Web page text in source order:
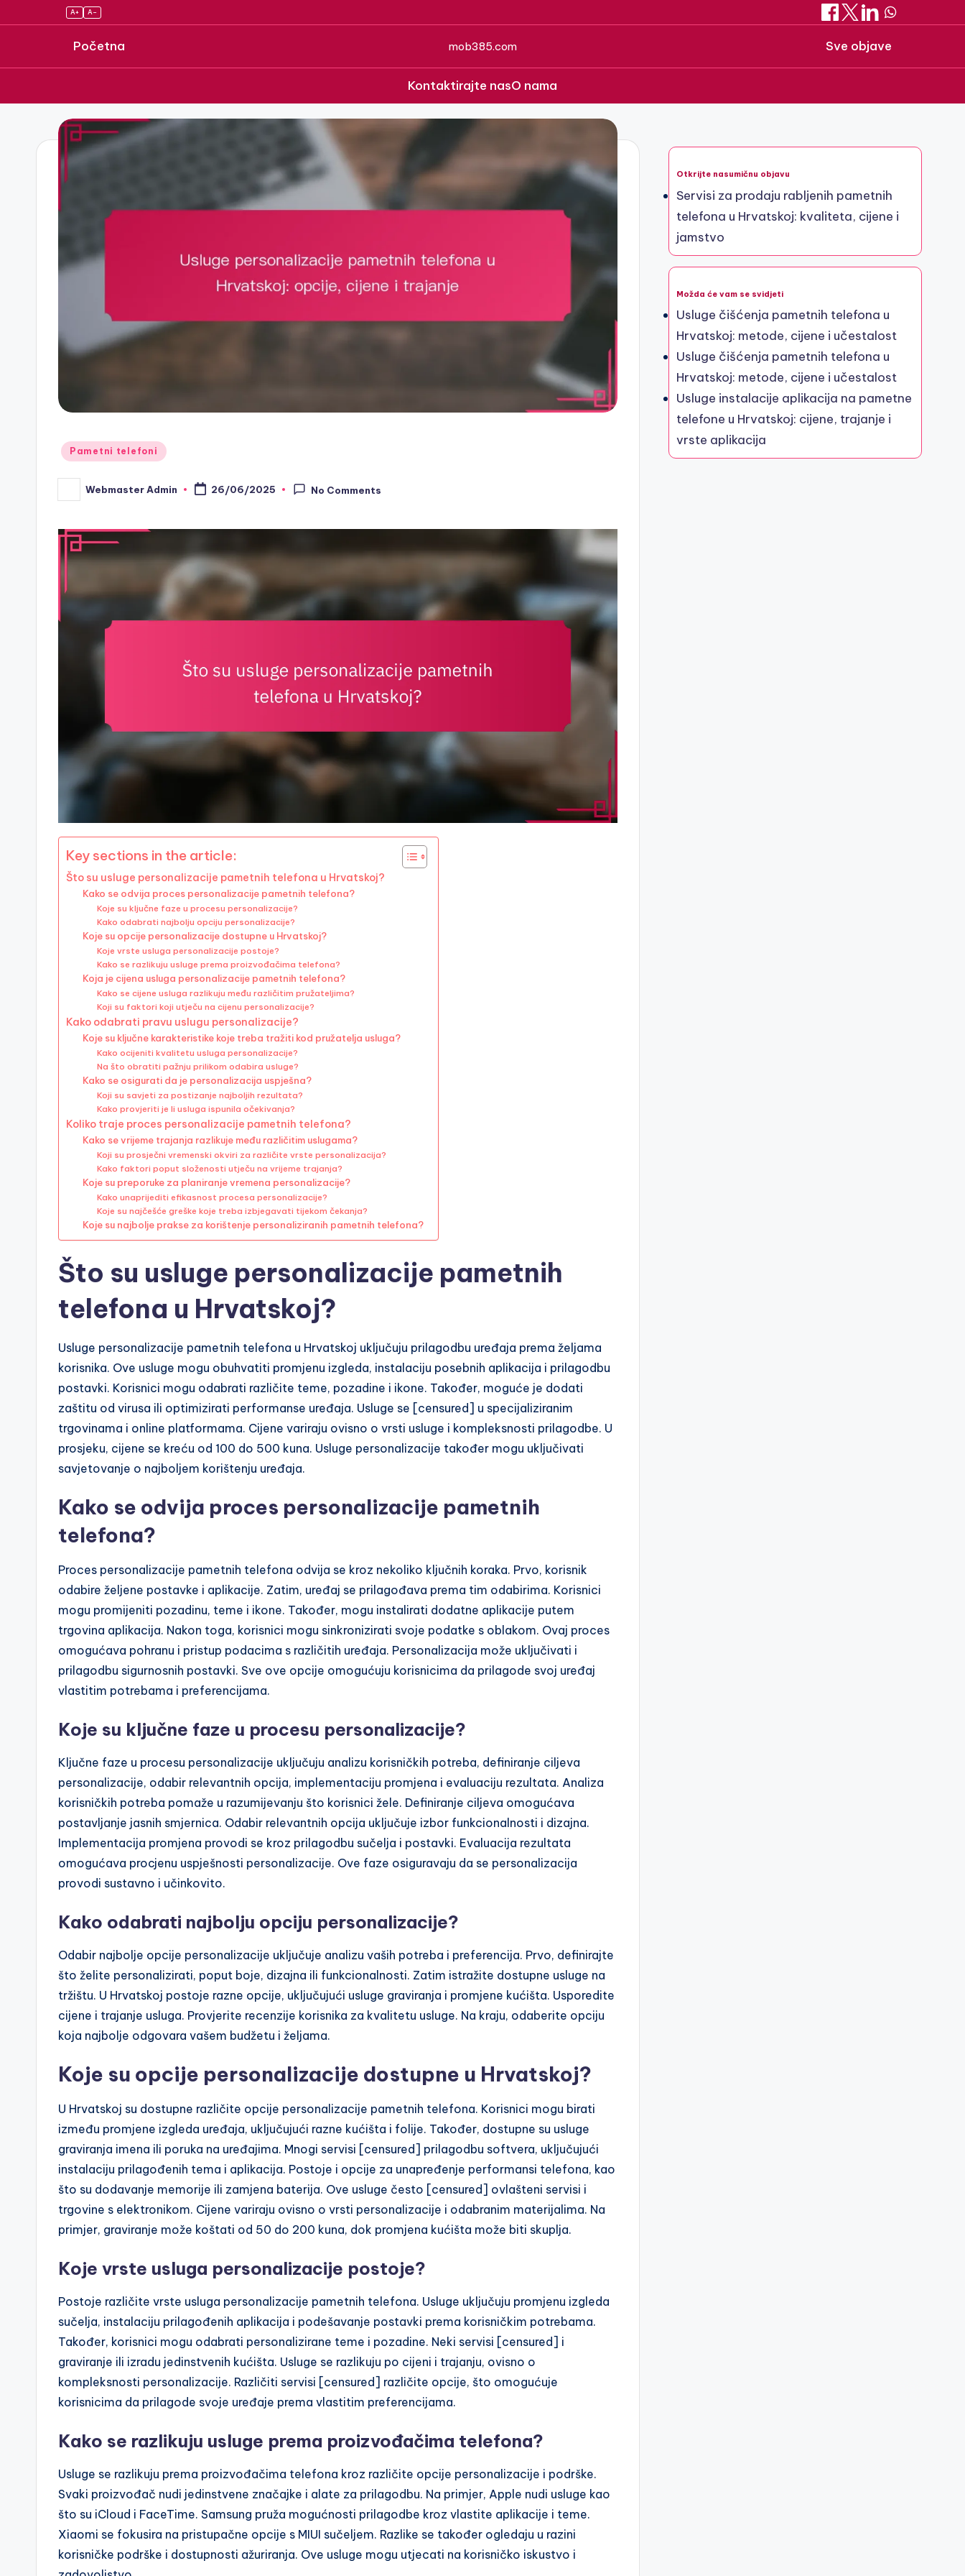
A+ A–
Početna mob385.com Sve objave
Kontaktirajte nasO nama
Posted
Pametni telefoni
Posted
by
Webmaster Admin 26/06/2025 No Comments
Key sections in the article:
Što su usluge personalizacije pametnih telefona u Hrvatskoj?
Kako se odvija proces personalizacije pametnih telefona?
Koje su ključne faze u procesu personalizacije?
Kako odabrati najbolju opciju personalizacije?
Koje su opcije personalizacije dostupne u Hrvatskoj?
Koje vrste usluga personalizacije postoje?
Kako se razlikuju usluge prema proizvođačima telefona?
Koja je cijena usluga personalizacije pametnih telefona?
Kako se cijene usluga razlikuju među različitim pružateljima?
Koji su faktori koji utječu na cijenu personalizacije?
Kako odabrati pravu uslugu personalizacije?
Koje su ključne karakteristike koje treba tražiti kod pružatelja usluga?
Kako ocijeniti kvalitetu usluga personalizacije?
Na što obratiti pažnju prilikom odabira usluge?
Kako se osigurati da je personalizacija uspješna?
Koji su savjeti za postizanje najboljih rezultata?
Kako provjeriti je li usluga ispunila očekivanja?
Koliko traje proces personalizacije pametnih telefona?
Kako se vrijeme trajanja razlikuje među različitim uslugama?
Koji su prosječni vremenski okviri za različite vrste personalizacija?
Kako faktori poput složenosti utječu na vrijeme trajanja?
Koje su preporuke za planiranje vremena personalizacije?
Kako unaprijediti efikasnost procesa personalizacije?
Koje su najčešće greške koje treba izbjegavati tijekom čekanja?
Koje su najbolje prakse za korištenje personaliziranih pametnih telefona?
Što su usluge personalizacije pametnih
telefona u Hrvatskoj?
Usluge personalizacije pametnih telefona u Hrvatskoj uključuju prilagodbu uređaja prema željama
korisnika. Ove usluge mogu obuhvatiti promjenu izgleda, instalaciju posebnih aplikacija i prilagodbu
postavki. Korisnici mogu odabrati različite teme, pozadine i ikone. Također, moguće je dodati
zaštitu od virusa ili optimizirati performanse uređaja. Usluge se [censured] u specijaliziranim
trgovinama i online platformama. Cijene variraju ovisno o vrsti usluge i kompleksnosti prilagodbe. U
prosjeku, cijene se kreću od 100 do 500 kuna. Usluge personalizacije također mogu uključivati
savjetovanje o najboljem korištenju uređaja.
Kako se odvija proces personalizacije pametnih
telefona?
Proces personalizacije pametnih telefona odvija se kroz nekoliko ključnih koraka. Prvo, korisnik
odabire željene postavke i aplikacije. Zatim, uređaj se prilagođava prema tim odabirima. Korisnici
mogu promijeniti pozadinu, teme i ikone. Također, mogu instalirati dodatne aplikacije putem
trgovina aplikacija. Nakon toga, korisnici mogu sinkronizirati svoje podatke s oblakom. Ovaj proces
omogućava pohranu i pristup podacima s različitih uređaja. Personalizacija može uključivati i
prilagodbu sigurnosnih postavki. Sve ove opcije omogućuju korisnicima da prilagode svoj uređaj
vlastitim potrebama i preferencijama.
Koje su ključne faze u procesu personalizacije?
Ključne faze u procesu personalizacije uključuju analizu korisničkih potreba, definiranje ciljeva
personalizacije, odabir relevantnih opcija, implementaciju promjena i evaluaciju rezultata. Analiza
korisničkih potreba pomaže u razumijevanju što korisnici žele. Definiranje ciljeva omogućava
postavljanje jasnih smjernica. Odabir relevantnih opcija uključuje izbor funkcionalnosti i dizajna.
Implementacija promjena provodi se kroz prilagodbu sučelja i postavki. Evaluacija rezultata
omogućava procjenu uspješnosti personalizacije. Ove faze osiguravaju da se personalizacija
provodi sustavno i učinkovito.
Kako odabrati najbolju opciju personalizacije?
Odabir najbolje opcije personalizacije uključuje analizu vaših potreba i preferencija. Prvo, definirajte
što želite personalizirati, poput boje, dizajna ili funkcionalnosti. Zatim istražite dostupne usluge na
tržištu. U Hrvatskoj postoje razne opcije, uključujući usluge graviranja i promjene kućišta. Usporedite
cijene i trajanje usluga. Provjerite recenzije korisnika za kvalitetu usluge. Na kraju, odaberite opciju
koja najbolje odgovara vašem budžetu i željama.
Koje su opcije personalizacije dostupne u Hrvatskoj?
U Hrvatskoj su dostupne različite opcije personalizacije pametnih telefona. Korisnici mogu birati
između promjene izgleda uređaja, uključujući razne kućišta i folije. Također, dostupne su usluge
graviranja imena ili poruka na uređajima. Mnogi servisi [censured] prilagodbu softvera, uključujući
instalaciju prilagođenih tema i aplikacija. Postoje i opcije za unapređenje performansi telefona, kao
što su dodavanje memorije ili zamjena baterija. Ove usluge često [censured] ovlašteni servisi i
trgovine s elektronikom. Cijene variraju ovisno o vrsti personalizacije i odabranim materijalima. Na
primjer, graviranje može koštati od 50 do 200 kuna, dok promjena kućišta može biti skuplja.
Koje vrste usluga personalizacije postoje?
Postoje različite vrste usluga personalizacije pametnih telefona. Usluge uključuju promjenu izgleda
sučelja, instalaciju prilagođenih aplikacija i podešavanje postavki prema korisničkim potrebama.
Također, korisnici mogu odabrati personalizirane teme i pozadine. Neki servisi [censured] i
graviranje ili izradu jedinstvenih kućišta. Usluge se razlikuju po cijeni i trajanju, ovisno o
kompleksnosti personalizacije. Različiti servisi [censured] različite opcije, što omogućuje
korisnicima da prilagode svoje uređaje prema vlastitim preferencijama.
Kako se razlikuju usluge prema proizvođačima telefona?
Usluge se razlikuju prema proizvođačima telefona kroz različite opcije personalizacije i podrške.
Svaki proizvođač nudi jedinstvene značajke i alate za prilagodbu. Na primjer, Apple nudi usluge kao
što su iCloud i FaceTime. Samsung pruža mogućnosti prilagodbe kroz vlastite aplikacije i teme.
Xiaomi se fokusira na pristupačne opcije s MIUI sučeljem. Razlike se također ogledaju u razini
korisničke podrške i dostupnosti ažuriranja. Ove usluge mogu utjecati na korisničko iskustvo i
Otkrijte nasumičnu objavu
Servisi za prodaju rabljenih pametnih
telefona u Hrvatskoj: kvaliteta, cijene i
jamstvo
Možda će vam se svidjeti
Usluge čišćenja pametnih telefona u
Hrvatskoj: metode, cijene i učestalost
Usluge čišćenja pametnih telefona u
Hrvatskoj: metode, cijene i učestalost
Usluge instalacije aplikacija na pametne
telefone u Hrvatskoj: cijene, trajanje i
vrste aplikacija